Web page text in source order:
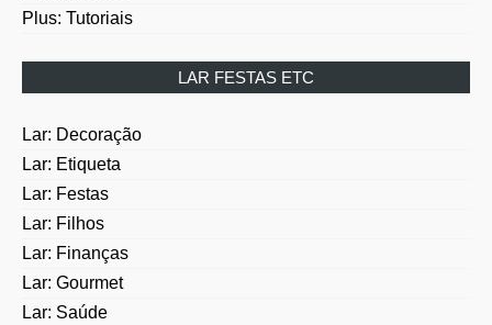
Plus: Tutoriais
LAR FESTAS ETC
Lar: Decoração
Lar: Etiqueta
Lar: Festas
Lar: Filhos
Lar: Finanças
Lar: Gourmet
Lar: Saúde